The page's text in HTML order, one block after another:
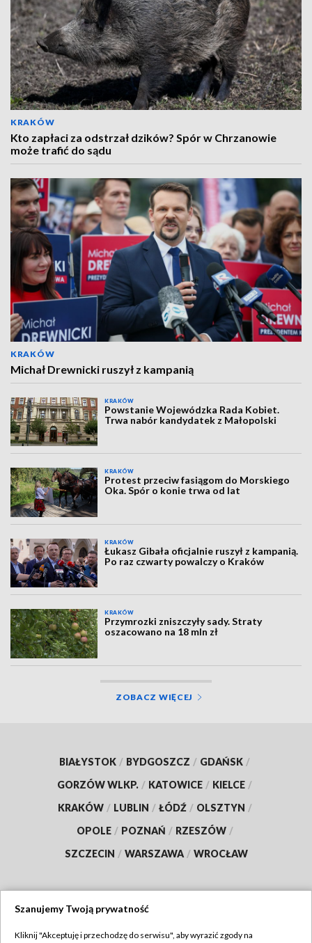
KRAKÓW
Kto zapłaci za odstrzał dzików? Spór w Chrzanowie
może trafić do sądu
KRAKÓW
Michał Drewnicki ruszył z kampanią
KRAKÓW
Powstanie Wojewódzka Rada Kobiet.
Trwa nabór kandydatek z Małopolski
KRAKÓW
Protest przeciw fasiągom do Morskiego
Oka. Spór o konie trwa od lat
KRAKÓW
Łukasz Gibała oficjalnie ruszył z kampanią.
Po raz czwarty powalczy o Kraków
KRAKÓW
Przymrozki zniszczyły sady. Straty
oszacowano na 18 mln zł
ZOBACZ WIĘCEJ
BIAŁYSTOK / BYDGOSZCZ / GDAŃSK /
GORZÓW WLKP. / KATOWICE / KIELCE /
KRAKÓW / LUBLIN / ŁÓDŹ / OLSZTYN /
OPOLE / POZNAŃ / RZESZÓW /
SZCZECIN / WARSZAWA / WROCŁAW
Szanujemy Twoją prywatność
Kliknij "Akceptuję i przechodzę do serwisu", aby wyrazić zgody na